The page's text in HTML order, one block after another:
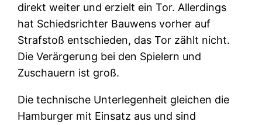
direkt weiter und erzielt ein Tor. Allerdings
hat Schiedsrichter Bauwens vorher auf
Strafstoß entschieden, das Tor zählt nicht.
Die Verärgerung bei den Spielern und
Zuschauern ist groß.
Die technische Unterlegenheit gleichen die
Hamburger mit Einsatz aus und sind